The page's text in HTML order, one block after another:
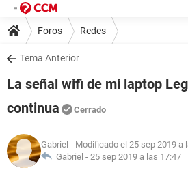
Foros Redes
Tema Anterior
La señal wifi de mi laptop
continua
Cerrado
Gabriel - Modificado el 25 sep 2019 a
Gabriel - 25 sep 2019 a las 17:47